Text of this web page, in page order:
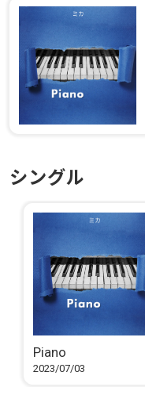
シングル
Piano
2023/07/03